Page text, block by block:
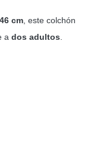
cm, este colchón
a dos adultos